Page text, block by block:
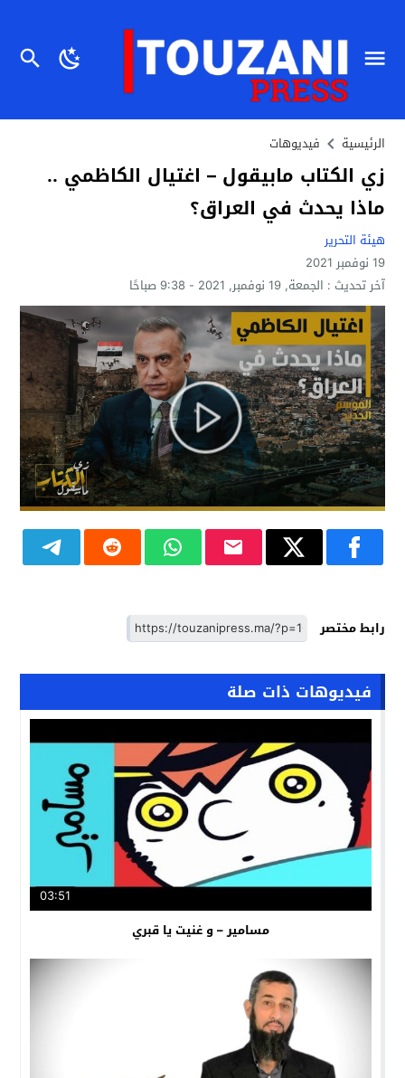
الرئيسية فيديوهات
زي الكتاب مابيقول – اغتيال الكاظمي ..
ماذا يحدث في العراق؟
هيئة التحرير
19 نوفمبر 2021
آخر تحديث : الجمعة, 19 نوفمبر, 2021 - 9:38 صباحًا
رابط مختصر
فيديوهات ذات صلة
03:51
مسامير – و غنيت يا قبري